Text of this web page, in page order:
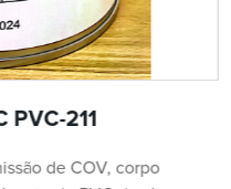
211
de COV, corpo